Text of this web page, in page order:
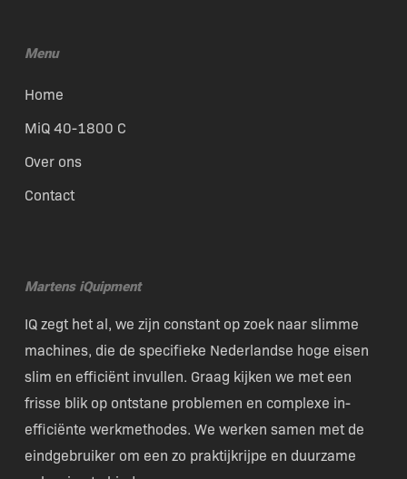
Menu
Home
MiQ 40-1800 C
Over ons
Contact
Martens iQuipment
IQ zegt het al, we zijn constant op zoek naar slimme
machines, die de specifieke Nederlandse hoge eisen
slim en efficiënt invullen. Graag kijken we met een
frisse blik op ontstane problemen en complexe in-
efficiënte werkmethodes. We werken samen met de
eindgebruiker om een zo praktijkrijpe en duurzame